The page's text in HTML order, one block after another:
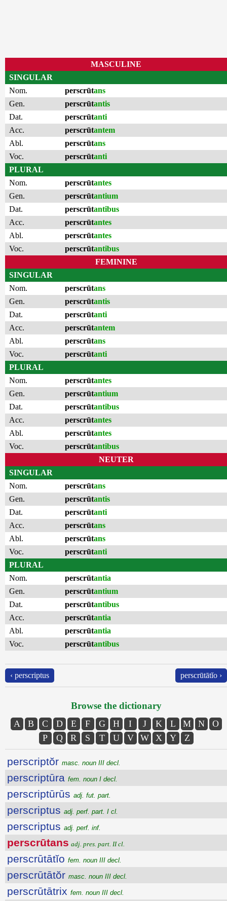
MASCULINE
SINGULAR
Nom.
perscrūtans
Gen.
perscrūtantis
Dat.
perscrūtanti
Acc.
perscrūtantem
Abl.
perscrūtans
Voc.
perscrūtanti
PLURAL
Nom.
perscrūtantes
Gen.
perscrūtantium
Dat.
perscrūtantibus
Acc.
perscrūtantes
Abl.
perscrūtantes
Voc.
perscrūtantibus
FEMININE
SINGULAR
Nom.
perscrūtans
Gen.
perscrūtantis
Dat.
perscrūtanti
Acc.
perscrūtantem
Abl.
perscrūtans
Voc.
perscrūtanti
PLURAL
Nom.
perscrūtantes
Gen.
perscrūtantium
Dat.
perscrūtantibus
Acc.
perscrūtantes
Abl.
perscrūtantes
Voc.
perscrūtantibus
NEUTER
SINGULAR
Nom.
perscrūtans
Gen.
perscrūtantis
Dat.
perscrūtanti
Acc.
perscrūtans
Abl.
perscrūtans
Voc.
perscrūtanti
PLURAL
Nom.
perscrūtantia
Gen.
perscrūtantium
Dat.
perscrūtantibus
Acc.
perscrūtantia
Abl.
perscrūtantia
Voc.
perscrūtantibus
‹ perscriptus perscrūtātĭo ›
Browse the dictionary
A B C D E F G H I J K L M N
O
P
Q R S T U V W X Y Z
perscriptŏr masc. noun III decl.
perscriptūra fem. noun I decl.
perscriptūrūs adj. fut. part.
perscriptus adj. perf. part. I cl.
perscriptus adj. perf. inf.
perscrūtans adj. pres. part. II cl.
perscrūtātĭo fem. noun III decl.
perscrūtātŏr masc. noun III decl.
perscrūtātrix fem. noun III decl.